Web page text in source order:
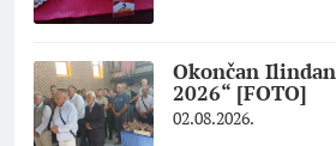
Okončan
2026“ [FOTO]
02.08.2026.